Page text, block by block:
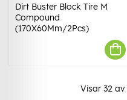
Dirt Buster Block Tire M
Compound
(170X60Mm/2Pcs)
Visar 32 av